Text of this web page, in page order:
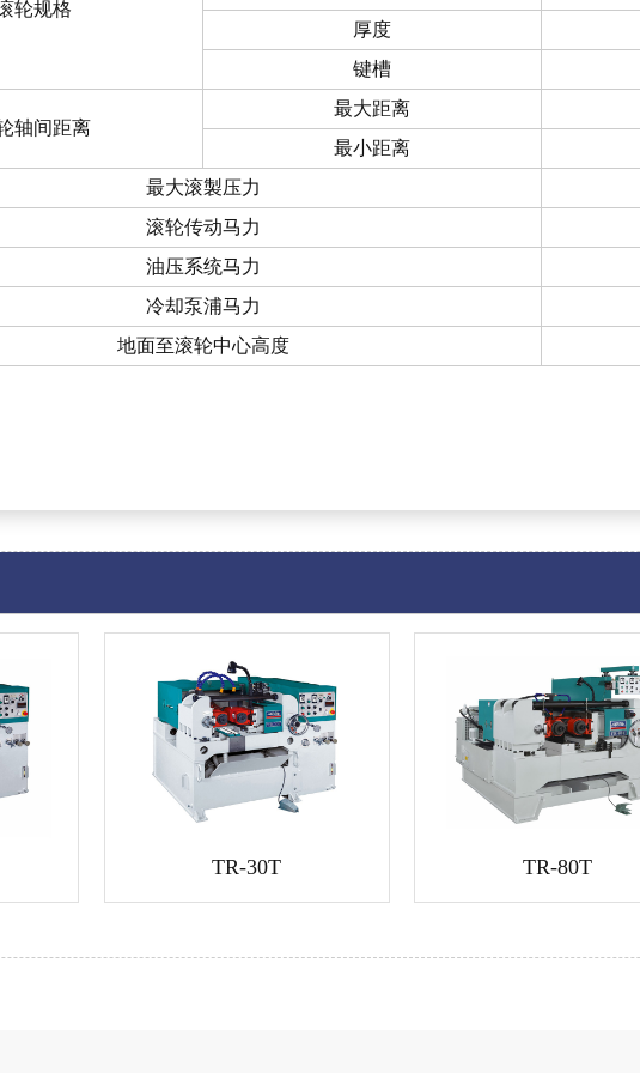
轮规格
厚度
键槽
轴间距离
最大距离
最小距离
最大滚製压力
滚轮传动马力
油压系统马力
冷却泵浦马力
地面至滚轮中心高度
TR-30T TR-80T